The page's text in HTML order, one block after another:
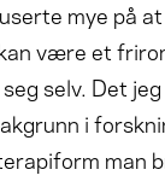
mye på at
være et
selv. Det
i
man